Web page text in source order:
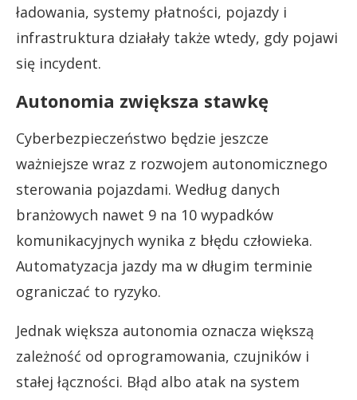
ładowania, systemy płatności, pojazdy i
infrastruktura działały także wtedy, gdy pojawi
się incydent.
Autonomia zwiększa stawkę
Cyberbezpieczeństwo będzie jeszcze
ważniejsze wraz z rozwojem autonomicznego
sterowania pojazdami. Według danych
branżowych nawet 9 na 10 wypadków
komunikacyjnych wynika z błędu człowieka.
Automatyzacja jazdy ma w długim terminie
ograniczać to ryzyko.
Jednak większa autonomia oznacza większą
zależność od oprogramowania, czujników i
stałej łączności. Błąd albo atak na system